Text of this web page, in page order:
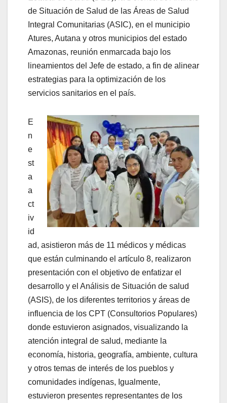
de Situación de Salud de las Áreas de Salud
Integral Comunitarias (ASIC), en el municipio
Atures, Autana y otros municipios del estado
Amazonas, reunión enmarcada bajo los
lineamientos del Jefe de estado, a fin de alinear
estrategias para la optimización de los
servicios sanitarios en el país.
E
n
e
st
a
a
ct
iv
id
ad, asistieron más de 11 médicos y médicas
que están culminando el artículo 8, realizaron
presentación con el objetivo de enfatizar el
desarrollo y el Análisis de Situación de salud
(ASIS), de los diferentes territorios y áreas de
influencia de los CPT (Consultorios Populares)
donde estuvieron asignados, visualizando la
atención integral de salud, mediante la
economía, historia, geografía, ambiente, cultura
y otros temas de interés de los pueblos y
comunidades indígenas, Igualmente,
estuvieron presentes representantes de los